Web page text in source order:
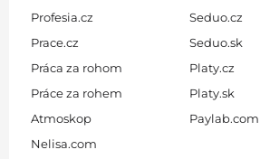
Profesia.cz
Prace.cz
Práca za rohom
Práce za rohem
Atmoskop
Nelisa.com
Seduo.cz
Seduo.sk
Platy.cz
Platy.sk
Paylab.com